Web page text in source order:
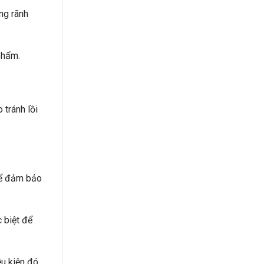
rãnh
tránh lồi
đảm bảo
biệt để
kiện đó.